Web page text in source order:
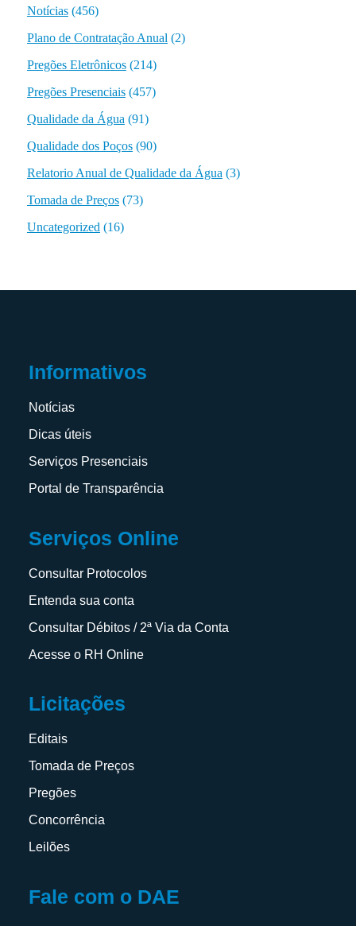
Notícias(456)
Plano de Contratação Anual (2)
Pregões Eletrônicos(214)
Pregões Presenciais(457)
Qualidade da Água (91)
Qualidade dos Poços(90)
Relatorio Anual de Qualidade da Água (3)
Tomada de Preços(73)
Uncategorized (16)
Informativos
Notícias
Dicas úteis
Serviços Presenciais
Portal de Transparência
Serviços Online
Consultar Protocolos
Entenda sua conta
Consultar Débitos / 2ª Via da Conta
Acesse o RH Online
Licitações
Editais
Tomada de Preços
Pregões
Concorrência
Leilões
Fale com o DAE